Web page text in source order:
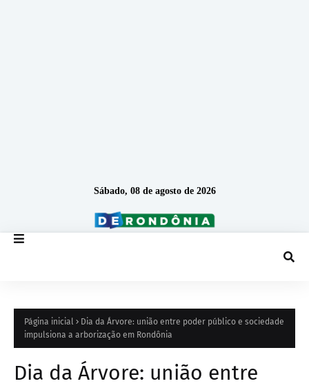
Sábado, 08 de agosto de 2026
Página inicial
Dia da Árvore: união entre poder público e sociedade
impulsiona a arborização em Rondônia
Dia da Árvore: união entre